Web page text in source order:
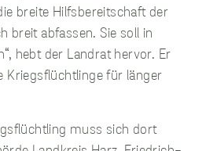
breite Hilfsbereitschaft der
breit abfassen. Sie soll in
hebt der Landrat hervor. Er
Kriegsflüchtlinge für länger
muss sich dort
stellen können.
Sie werden nicht
eingesetzt, um
Informationen
über Sie für
andere Zwecke
sammeln.